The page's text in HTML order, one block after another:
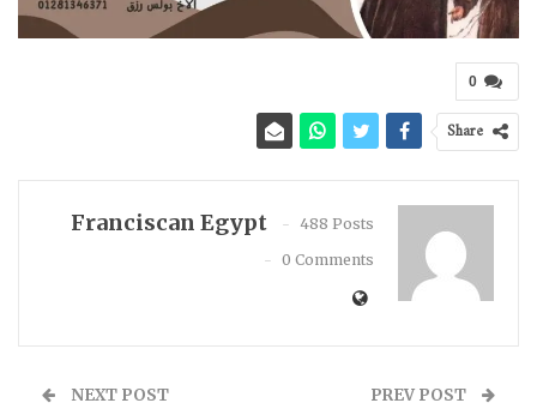
0
Share
Franciscan Egypt
488 Posts
0 Comments
NEXT POST